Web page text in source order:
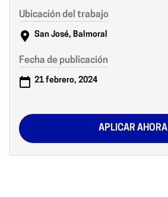
Ubicación del trabajo
San José, Balmoral
Fecha de publicación
21 febrero, 2024
APLICAR AHORA